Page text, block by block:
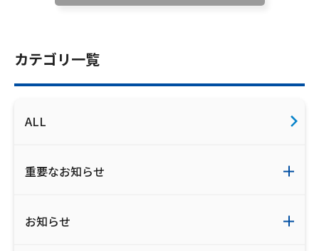
安全・安心ガイド
広告掲載のご案内
カテゴリ一覧
ALL
重要なお知らせ
お知らせ